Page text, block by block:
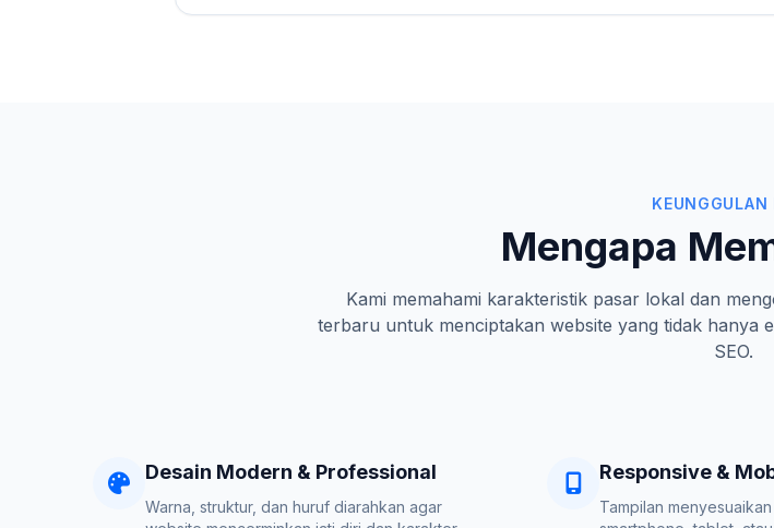
KEUNGGULAN
Mengapa
Kami memahami karakteristik pasar lokal dan
terbaru untuk menciptakan website yang tidak hanya
SEO.
Desain Modern & Professional
Warna, struktur, dan huruf diarahkan agar
Responsive &
Tampilan